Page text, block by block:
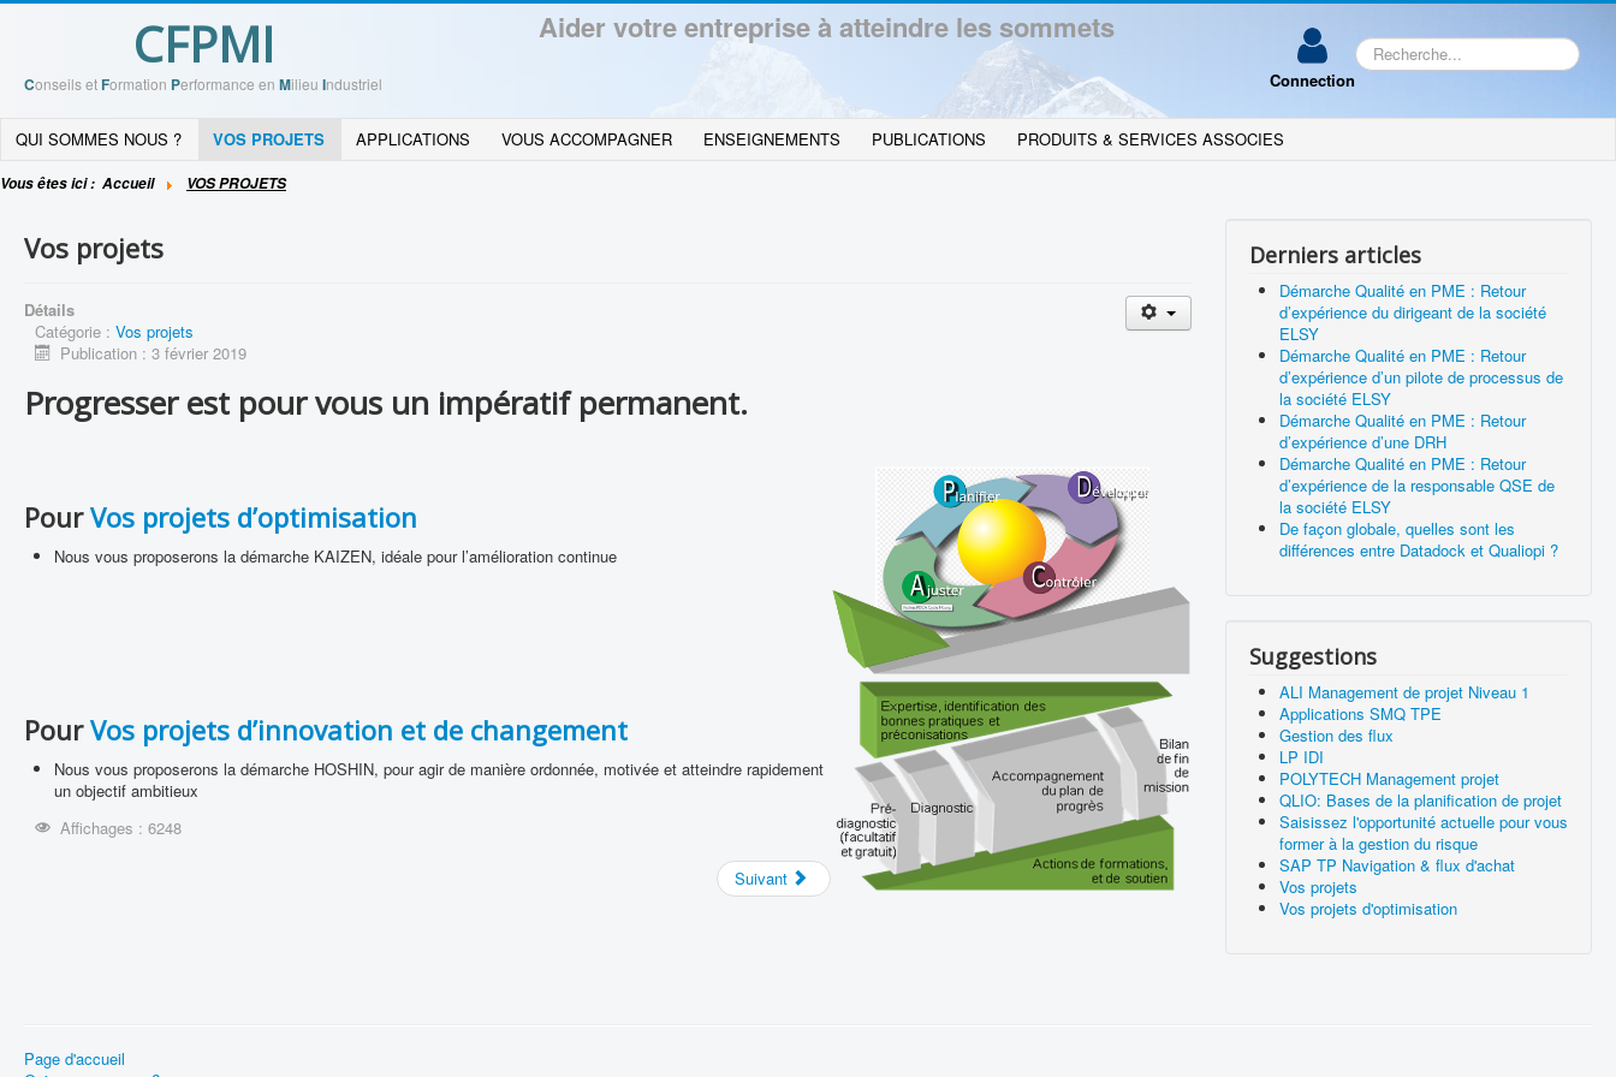
CFPMI
Conseils etFormation Performance en Milieu Industriel
Aider votre entreprise à atteindre les sommets
Connection
QUI SOMMES NOUS ? VOS PROJETS APPLICATIONS VOUS ACCOMPAGNER ENSEIGNEMENTS PUBLICATIONS PRODUITS & SERVICES ASSOCIES
Vous êtes ici : Accueil VOS PROJETS
Vos projets
Détails
Catégorie : Vos projets
Publication : 3 février 2019
Progresser est pour vous un impératif permanent.
PourVos projets d’optimisation
Nous vous proposerons la démarche KAIZEN, idéale pour l’amélioration continue
PourVos projets d’innovation et de changement
Nous vous proposerons la démarche HOSHIN, pour agir de manière ordonnée, motivée et atteindre rapidement
un objectif ambitieux
Affichages : 6248
Suivant
Derniers articles
Démarche Qualité en PME : Retour
d’expérience du dirigeant de la société
ELSY
Démarche Qualité en PME : Retour
d’expérience d’un pilote de processus de
la société ELSY
Démarche Qualité en PME : Retour
d’expérience d’une DRH
Démarche Qualité en PME : Retour
d’expérience de la responsable QSE de
la société ELSY
De façon globale, quelles sont les
différences entre Datadock et Qualiopi ?
Suggestions
ALI Management de projet Niveau 1
Applications SMQ TPE
Gestion des flux
LP IDI
POLYTECH Management projet
QLIO: Bases de la planification de projet
Saisissez l'opportunité actuelle pour vous
former à la gestion du risque
SAP TP Navigation & flux d'achat
Vos projets
Vos projets d'optimisation
Page d'accueil